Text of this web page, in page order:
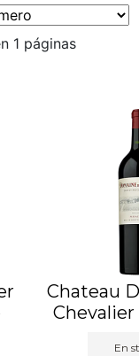
1 páginas
Chateau
Chevalier
En